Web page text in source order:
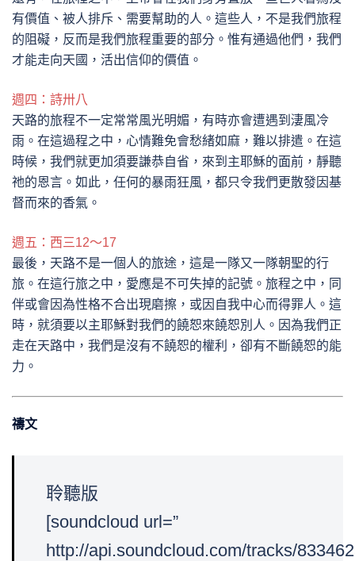
有價值、被人排斥、需要幫助的人。這些人，不是我們旅程
的阻礙，反而是我們旅程重要的部分。惟有通過他們，我們
才能走向天國，活出信仰的價值。
週四：詩卅八
天路的旅程不一定常常風光明媚，有時亦會遭遇到淒風冷
雨。在這過程之中，心情難免會愁緒如麻，難以排遣。在這
時候，我們就更加須要謙恭自省，來到主耶穌的面前，靜聽
祂的恩言。如此，任何的暴雨狂風，都只令我們更散發因基
督而來的香氣。
週五：西三12～17
最後，天路不是一個人的旅途，這是一隊又一隊朝聖的行
旅。在這行旅之中，愛應是不可失掉的記號。旅程之中，同
伴或會因為性格不合出現磨擦，或因自我中心而得罪人。這
時，就須要以主耶穌對我們的饒恕來饒恕別人。因為我們正
走在天路中，我們是沒有不饒恕的權利，卻有不斷饒恕的能
力。
禱文
聆聽版
[soundcloud url=”
http://api.soundcloud.com/tracks/